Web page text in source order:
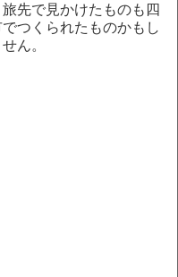
旅先で見かけたものも四
でつくられたものかもし
ん。